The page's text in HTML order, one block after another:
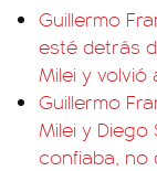
Guillermo
esté detrás
Milei y volvió
Guillermo
Milei y Diego
confiaba, no